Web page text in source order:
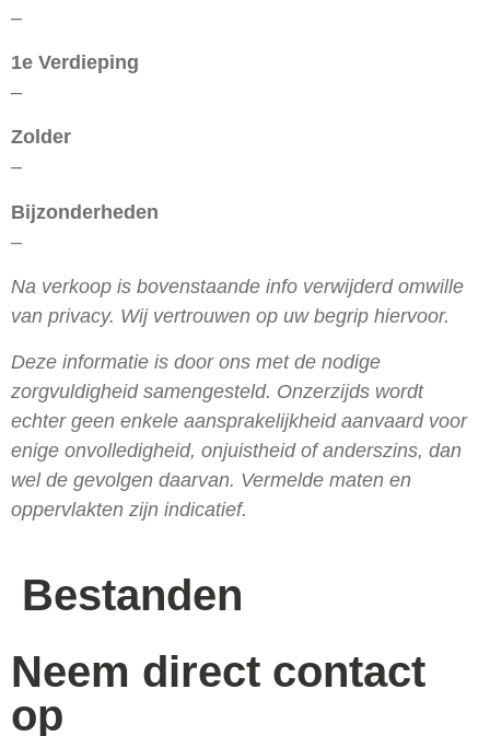
–
1e Verdieping
–
Zolder
–
Bijzonderheden
–
Na verkoop is bovenstaande info verwijderd omwille
van privacy. Wij vertrouwen op uw begrip hiervoor.
Deze informatie is door ons met de nodige
zorgvuldigheid samengesteld. Onzerzijds wordt
echter geen enkele aansprakelijkheid aanvaard voor
enige onvolledigheid, onjuistheid of anderszins, dan
wel de gevolgen daarvan. Vermelde maten en
oppervlakten zijn indicatief.
Bestanden
Neem direct contact
op